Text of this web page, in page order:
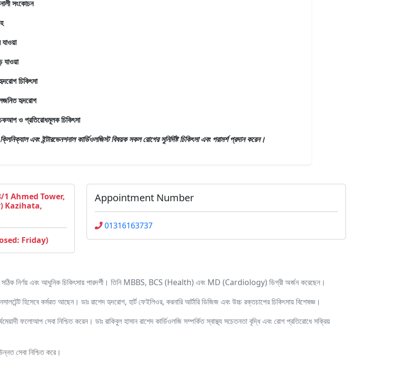
সংকোচন
যাওয়া
যাওয়া
চিকিৎসা
হৃদরোগ
ও প্রতিরোধমূলক চিকিৎসা
ক্লিনিক্যাল এবং ইন্টারভেনশনাল কার্ডিওলজিস্টবিষয়ক সকল রোগের সুনির্দিষ্ট চিকিৎসা এবং পরামর্শ প্রদান করেন।
Ahmed Tower,
Kazihata,
Friday)
Appointment Number
01316163737
সঠিক নির্ণয় এবং আধুনিক চিকিৎসায় পারদর্শী। তিনি MBBS, BCS (Health) এবং MD (Cardiology) ডিগ্রী অর্জন করেছেন।
হিসেবে কর্মরত আছেন। ডাঃ রাশেদ হৃদরোগ, হার্ট ফেইলিওর, করনারি আর্টারি ডিজিজ এবং উচ্চ রক্তচাপের চিকিৎসায় বিশেষজ্ঞ।
ফলোআপ সেবা নিশ্চিত করেন। ডাঃ রাকিবুল হাসান রাশেদ কার্ডিওলজি সম্পর্কিত স্বাস্থ্য সচেতনতা বৃদ্ধি এবং রোগ প্রতিরোধে সক্রিয়
সেবা নিশ্চিত করে।